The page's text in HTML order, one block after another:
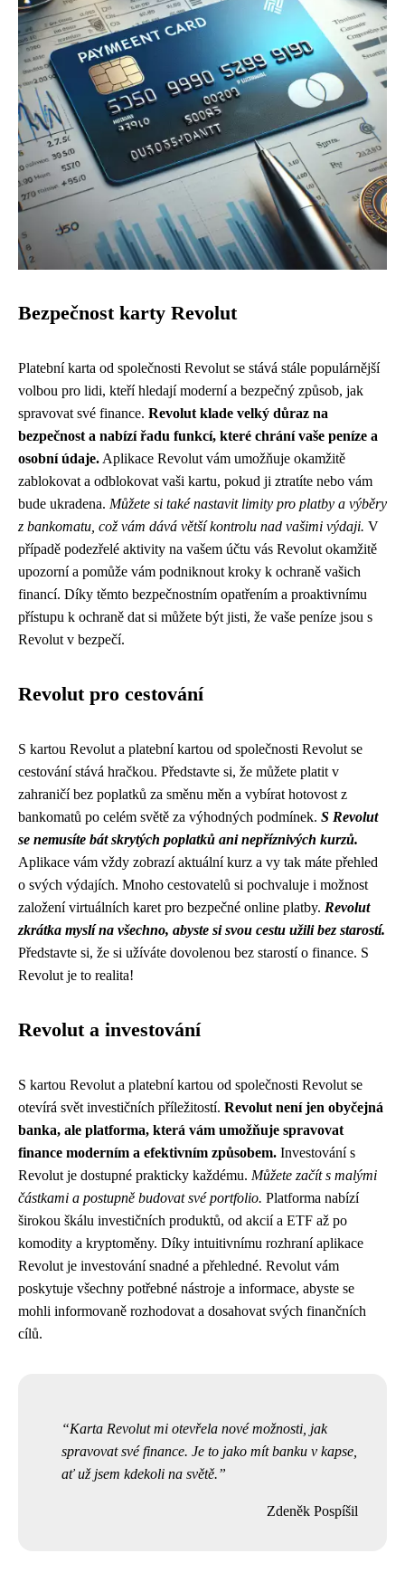
Bezpečnost karty Revolut
Platební karta od společnosti Revolut se stává stále populárnější
volbou pro lidi, kteří hledají moderní a bezpečný způsob, jak
spravovat své finance. Revolut klade velký důraz na
bezpečnost a nabízí řadu funkcí, které chrání vaše peníze a
osobní údaje. Aplikace Revolut vám umožňuje okamžitě
zablokovat a odblokovat vaši kartu, pokud ji ztratíte nebo vám
bude ukradena. Můžete si také nastavit limity pro platby a výběry
z bankomatu, což vám dává větší kontrolu nad vašimi výdaji. V
případě podezřelé aktivity na vašem účtu vás Revolut okamžitě
upozorní a pomůže vám podniknout kroky k ochraně vašich
financí. Díky těmto bezpečnostním opatřením a proaktivnímu
přístupu k ochraně dat si můžete být jisti, že vaše peníze jsou s
Revolut v bezpečí.
Revolut pro cestování
S kartou Revolut a platební kartou od společnosti Revolut se
cestování stává hračkou. Představte si, že můžete platit v
zahraničí bez poplatků za směnu měn a vybírat hotovost z
bankomatů po celém světě za výhodných podmínek. S Revolut
se nemusíte bát skrytých poplatků ani nepříznivých kurzů.
Aplikace vám vždy zobrazí aktuální kurz a vy tak máte přehled
o svých výdajích. Mnoho cestovatelů si pochvaluje i možnost
založení virtuálních karet pro bezpečné online platby. Revolut
zkrátka myslí na všechno, abyste si svou cestu užili bez starostí.
Představte si, že si užíváte dovolenou bez starostí o finance. S
Revolut je to realita!
Revolut a investování
S kartou Revolut a platební kartou od společnosti Revolut se
otevírá svět investičních příležitostí. Revolut není jen obyčejná
banka, ale platforma, která vám umožňuje spravovat
finance moderním a efektivním způsobem. Investování s
Revolut je dostupné prakticky každému. Můžete začít s malými
částkami a postupně budovat své portfolio. Platforma nabízí
širokou škálu investičních produktů, od akcií a ETF až po
komodity a kryptoměny. Díky intuitivnímu rozhraní aplikace
Revolut je investování snadné a přehledné. Revolut vám
poskytuje všechny potřebné nástroje a informace, abyste se
mohli informovaně rozhodovat a dosahovat svých finančních
cílů.
Karta Revolut mi otevřela nové možnosti, jak
spravovat své finance. Je to jako mít banku v kapse,
ať už jsem kdekoli na světě.
Zdeněk Pospíšil